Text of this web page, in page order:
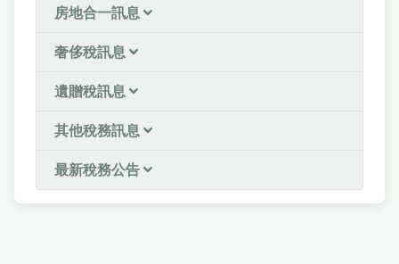
房地合一訊息
奢侈稅訊息
遺贈稅訊息
其他稅務訊息
最新稅務公告